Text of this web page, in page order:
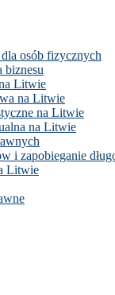
osób fizycznych
biznesu
Litwie
na Litwie
na Litwie
na Litwie
i zapobieganie
Litwie